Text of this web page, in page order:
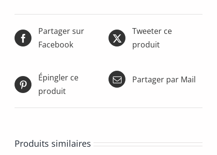
Partager sur
Facebook
Tweeter ce
produit
Épingler ce
produit
Partager par Mail
Produits similaires